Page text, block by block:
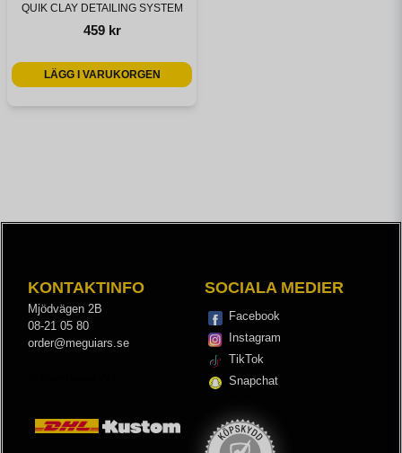
QUIK CLAY DETAILING SYSTEM
459 kr
LÄGG I VARUKORGEN
KONTAKTINFO
Mjödvägen 2B
08-21 05 80
order@meguiars.se
SOCIALA MEDIER
Facebook
Instagram
TikTok
Snapchat